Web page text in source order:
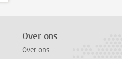
Over ons
Over ons